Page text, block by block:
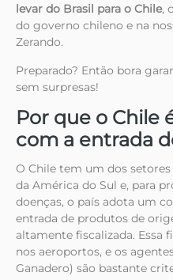
levar do Brasil para o Chile,
do governo chileno e na
Zerando.
Preparado? Então bora
sem surpresas!
Por que o Chile
com a entrada
O Chile tem um dos
da América do Sul e, para
doenças, o país adota um
entrada de produtos de
altamente fiscalizada. Essa
nos aeroportos, e os
Ganadero) são bastante